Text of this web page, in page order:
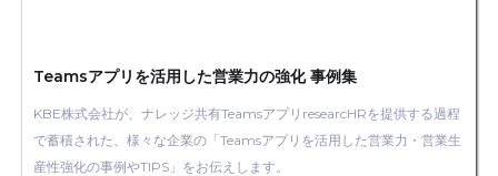
Teamsアプリを活用した営業力の強化 事例集
KBE株式会社が、ナレッジ共有TeamsアプリresearcHRを提供する過程
で蓄積された、様々な企業の「Teamsアプリを活用した営業力・営業生
産性強化の事例やTIPS」をお伝えします。